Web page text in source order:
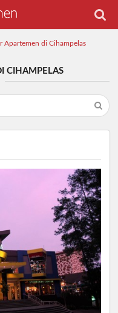
Apartemen di Cihampelas
CIHAMPELAS